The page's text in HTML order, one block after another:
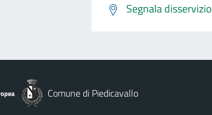
Segnala disservizio
Comune di Piedicavallo